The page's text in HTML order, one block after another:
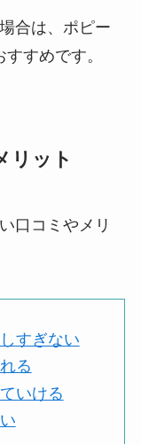
合は、ポピー
すめです。
リット
口コミやメリ
すぎない
る
いける